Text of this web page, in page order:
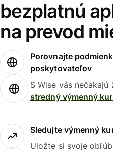
bezplatnú
na prevod
Porovnajte
poskytovateľov
S Wise vás
stredný výmenný
Sledujte výmenný
Uložte si svoje